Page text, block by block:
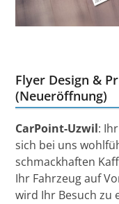
Flyer Design &
(Neueröffnung)
CarPoint-Uzwil:
sich bei uns
schmackhaften
Ihr Fahrzeug auf
wird Ihr Besuch zu